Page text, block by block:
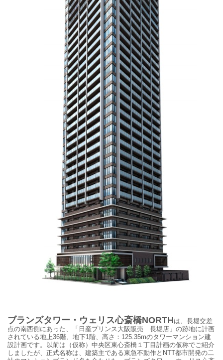
ブランズタワー・ウェリス心斎橋NORTHは、長堀交差
点の南西側にあった、「日産プリンス大阪販売 長堀店」の跡地に計画
されている地上36階、地下1階、 高さ： 125.35mのタワーマンション建
設計画です。以前は（仮称）中央区東心斎橋１丁目計画の仮称でご紹介
しましたが、正式名称は、建築主である東急不動作とNTT都市開発の二